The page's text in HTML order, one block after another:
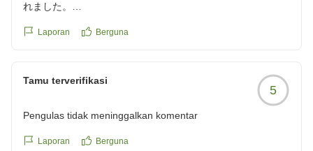
れました。
った〜
チェックアウト後も荷物を預かって頂き、その後お忙しい時
間帯なのに駅まで送って下さいましてありがとうございまし
た。
Laporan Berguna
Tamu terverifikasi
5
Pengulas tidak meninggalkan komentar
Laporan Berguna